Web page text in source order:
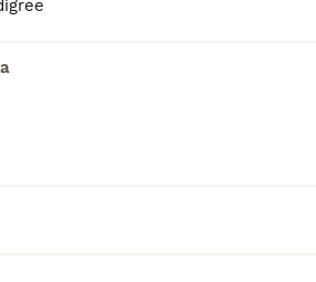
un cachorro
1335€, aunque los precios